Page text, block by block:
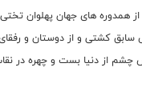
همدوره های جهان پهلوان
کشتی و از دوستان و
از دنیا بست و چهره در